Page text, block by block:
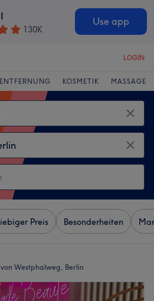
130K
Use app
LOGIN
KOSMETIK MASSAGE
Preis Besonderheiten
Westphalweg, Berlin